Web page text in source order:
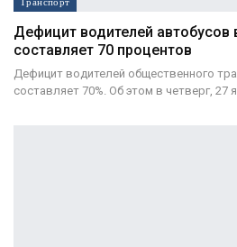
Дефицит водителей
составляет 70 процентов
Дефицит водителей общественного
составляет 70%. Об этом в четверг, 27